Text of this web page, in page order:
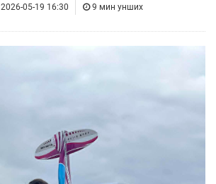
2026-05-19 16:30 9 мин унших